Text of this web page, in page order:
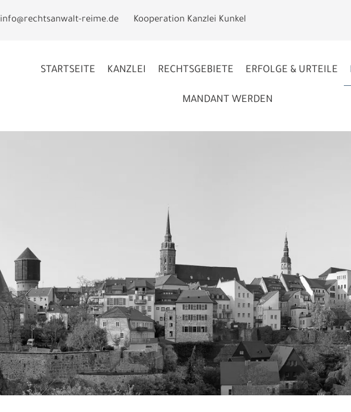
info@rechtsanwalt-reime.de Kooperation Kanzlei Kunkel
STARTSEITE KANZLEI RECHTSGEBIETE ERFOLGE & URTEILE
MANDANT WERDEN